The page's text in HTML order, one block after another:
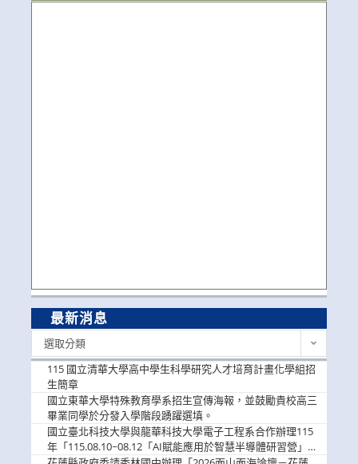
最新消息
選取分類
115 國立清華大學高中學生科學研究人才培育計畫化學組招
生簡章
國立東華大學特殊教育學系招生宣傳海報，並鼓勵貴校高三
畢業同學於分發入學階段踴躍選填。
國立臺北科技大學與龍華科技大學電子工程系合作辦理115
年「115.08.10~08.12「AI賦能應用於智慧半導體研習營」，